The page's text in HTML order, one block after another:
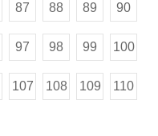
87 88 89 90
97 98 99 100
107 108 109 110